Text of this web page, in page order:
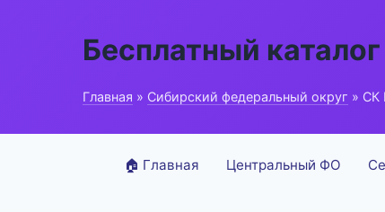
Бесплатный
Главная » Сибирский федеральный округ » СК
🏠 Главная Центральный ФО